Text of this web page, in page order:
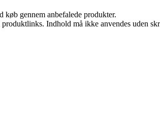
gennem anbefalede produkter.
Indhold må ikke anvendes uden